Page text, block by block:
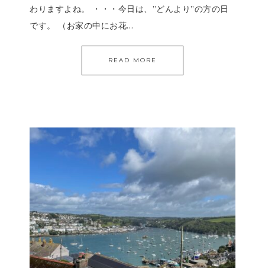
わりますよね。 ・・・今日は、”どんより”の方の日
です。 （お家の中にお花…
READ MORE